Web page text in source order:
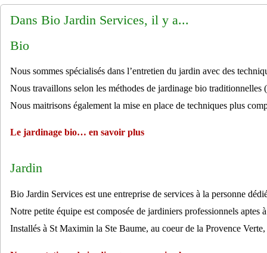
Dans Bio Jardin Services, il y a...
Bio
Nous sommes spécialisés dans l’entretien du jardin avec des
Nous travaillons selon les méthodes de jardinage bio
Nous maitrisons également la mise en place de techniques plus
Le jardinage bio… en savoir plus
Jardin
Bio Jardin Services est une entreprise de services à la personne
Notre petite équipe est composée de jardiniers professionnels aptes
Installés à St Maximin la Ste Baume, au coeur de la Provence